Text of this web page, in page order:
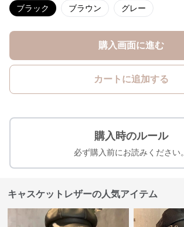
ブラック ブラウン グレー
購入画面に進む
カートに追加する
購入時のルール
必ず購入前にお読みください。
キャスケットレザーの人気アイテム